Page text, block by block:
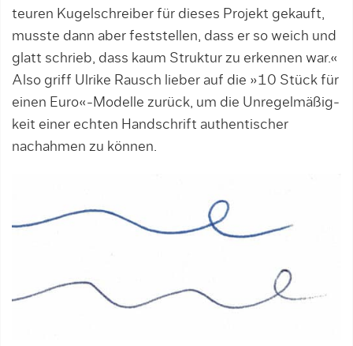
teuren Kugelschreiber für dieses Projekt gekauft,
musste dann aber feststellen, dass er so weich und
glatt schrieb, dass kaum Struktur zu erkennen war.«
Also griff Ulrike Rausch lieber auf die »10 Stück für
einen Euro«-Modelle zurück, um die Unregelmäßig­
keit einer echten Handschrift authentischer
nachahmen zu können.